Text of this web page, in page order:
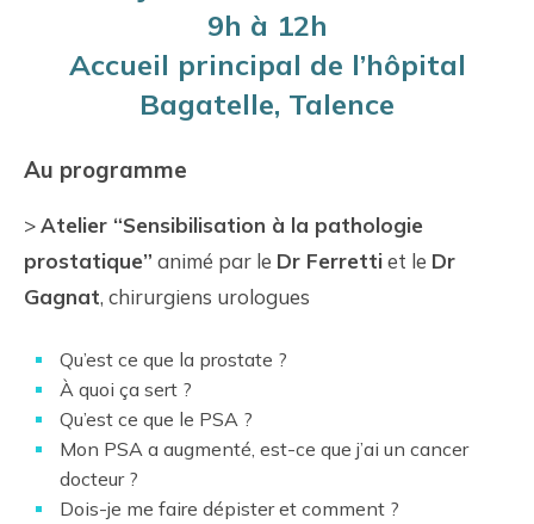
9h à 12h
Accueil principal de l’hôpital
Bagatelle, Talence
Au programme
>Atelier “Sensibilisation à la pathologie
prostatique” animé par le Dr Ferrettiet le Dr
Gagnat, chirurgiens urologues
Qu’est ce que la prostate ?
À quoi ça sert ?
Qu’est ce que le PSA ?
Mon PSA a augmenté, est-ce que j’ai un cancer
docteur ?
Dois-je me faire dépister et comment ?